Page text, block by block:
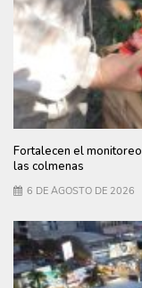
Fortalecen el
las colmenas
6 DE AGOSTO DE 2026